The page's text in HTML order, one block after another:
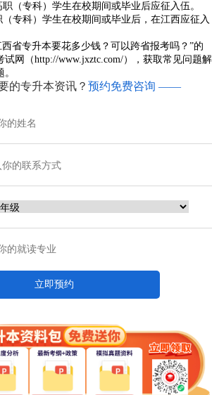
专科）学生在校期间或毕业后应征入伍。
科）学生在校期间或毕业后，在江西应征入
西省专升本要花多少钱？可以跨省报考吗？”的
试网（http://www.jxztc.com/），获取常见问题解
专升本资讯？ 预约免费咨询 ——
立即预约